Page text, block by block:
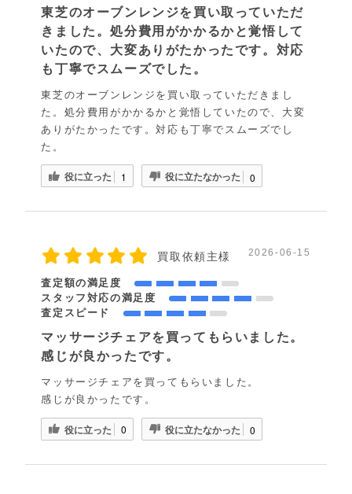
東芝のオーブンレンジを買い取っていただ
きました。処分費用がかかるかと覚悟して
いたので、大変ありがたかったです。対応
も丁寧でスムーズでした。
東芝のオーブンレンジを買い取っていただきまし
た。処分費用がかかるかと覚悟していたので、大変
ありがたかったです。対応も丁寧でスムーズでし
た。
役に立った 1 役に立たなかった 0
買取依頼主様 2026-06-15
査定額の満足度
スタッフ対応の満足度
査定スピード
マッサージチェアを買ってもらいました。
感じが良かったです。
マッサージチェアを買ってもらいました。
感じが良かったです。
役に立った 0 役に立たなかった 0